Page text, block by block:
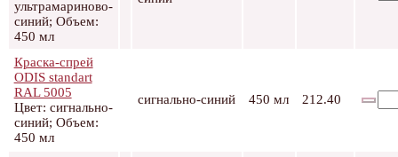
ультрамариново-
синий; Объем:
450 мл
Краска-спрей
ODIS standart
RAL 5005
Цвет: сигнально-
синий; Объем:
450 мл
сигнально-синий 450 мл 212.40